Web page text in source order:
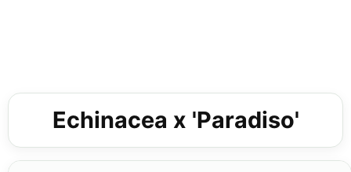
Echinacea x 'Paradiso'